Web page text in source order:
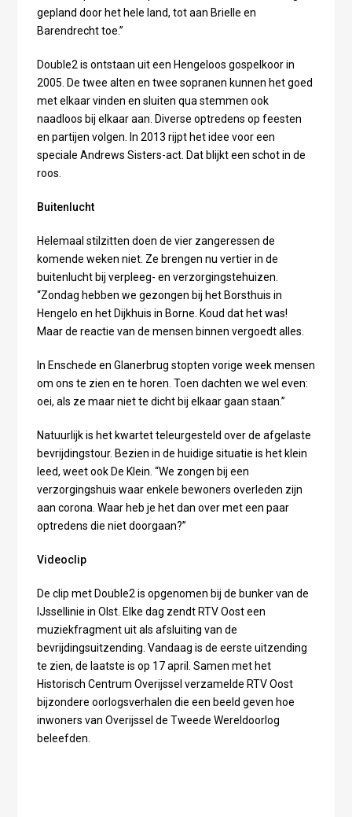
gepland door het hele land, tot aan Brielle en
Barendrecht toe.”
Double2 is ontstaan uit een Hengeloos gospelkoor in
2005. De twee alten en twee sopranen kunnen het goed
met elkaar vinden en sluiten qua stemmen ook
naadloos bij elkaar aan. Diverse optredens op feesten
en partijen volgen. In 2013 rijpt het idee voor een
speciale Andrews Sisters-act. Dat blijkt een schot in de
roos.
Buitenlucht
Helemaal stilzitten doen de vier zangeressen de
komende weken niet. Ze brengen nu vertier in de
buitenlucht bij verpleeg- en verzorgingstehuizen.
“Zondag hebben we gezongen bij het Borsthuis in
Hengelo en het Dijkhuis in Borne. Koud dat het was!
Maar de reactie van de mensen binnen vergoedt alles.
In Enschede en Glanerbrug stopten vorige week mensen
om ons te zien en te horen. Toen dachten we wel even:
oei, als ze maar niet te dicht bij elkaar gaan staan.”
Natuurlijk is het kwartet teleurgesteld over de afgelaste
bevrijdingstour. Bezien in de huidige situatie is het klein
leed, weet ook De Klein. “We zongen bij een
verzorgingshuis waar enkele bewoners overleden zijn
aan corona. Waar heb je het dan over met een paar
optredens die niet doorgaan?”
Videoclip
De clip met Double2 is opgenomen bij de bunker van de
IJssellinie in Olst. Elke dag zendt RTV Oost een
muziekfragment uit als afsluiting van de
bevrijdingsuitzending. Vandaag is de eerste uitzending
te zien, de laatste is op 17 april. Samen met het
Historisch Centrum Overijssel verzamelde RTV Oost
bijzondere oorlogsverhalen die een beeld geven hoe
inwoners van Overijssel de Tweede Wereldoorlog
beleefden.